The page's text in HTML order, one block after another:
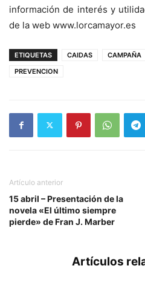
información de interés y
de la web www.lorcamayor.es
ETIQUETAS CAIDAS CAMPAÑA
PREVENCION
Artículo anterior
15 abril – Presentación de la
novela «El último siempre
pierde» de Fran J. Marber
Artículos